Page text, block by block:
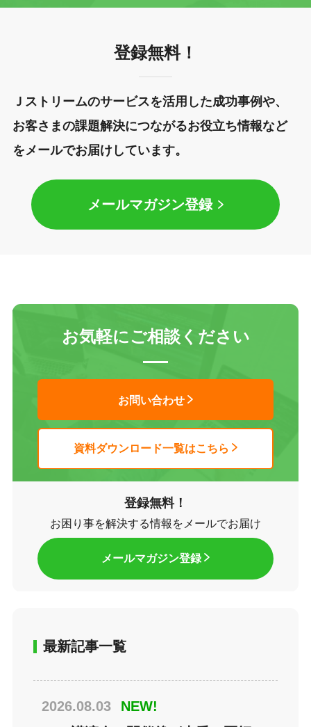
登録無料！
Ｊストリームのサービスを活用した成功事例や、
お客さまの課題解決につながるお役立ち情報など
をメールでお届けしています。
メールマガジン登録
お気軽にご相談ください
お問い合わせ
資料ダウンロード一覧はこちら
登録無料！
お困り事を解決する情報をメールでお届け
メールマガジン登録
最新記事一覧
2026.08.03
NEW!